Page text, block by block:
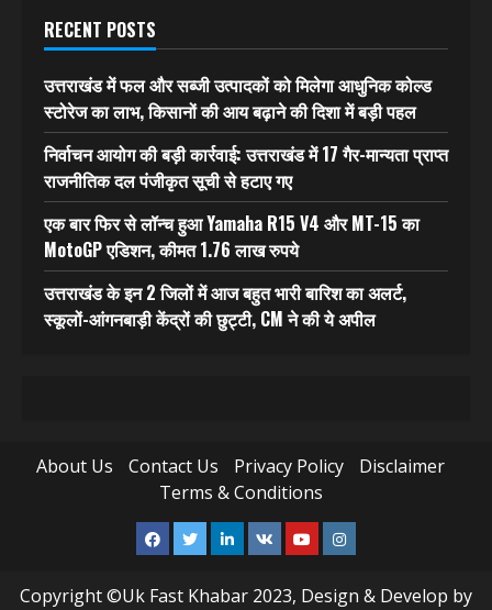
RECENT POSTS
उत्तराखंड में फल और सब्जी उत्पादकों को मिलेगा आधुनिक कोल्ड
स्टोरेज का लाभ, किसानों की आय बढ़ाने की दिशा में बड़ी पहल
निर्वाचन आयोग की बड़ी कार्रवाई: उत्तराखंड में 17 गैर-मान्यता प्राप्त
राजनीतिक दल पंजीकृत सूची से हटाए गए
एक बार फिर से लॉन्च हुआ Yamaha R15 V4 और MT-15 का
MotoGP एडिशन, कीमत 1.76 लाख रुपये
उत्तराखंड के इन 2 जिलों में आज बहुत भारी बारिश का अलर्ट,
स्कूलों-आंगनबाड़ी केंद्रों की छुट्टी, CM ने की ये अपील
About Us Contact Us Privacy Policy
Disclaimer
Terms & Conditions
Facebook
TwitterLinkedin
VK YoutubeInstagram
Copyright ©Uk Fast Khabar 2023, Design & Develop by